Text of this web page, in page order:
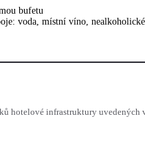
bufetu
voda, místní víno,
hotelové infrastruktury uvedených